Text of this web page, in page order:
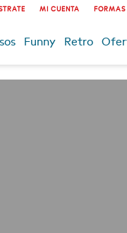
MI CUENTA
Funny Retro